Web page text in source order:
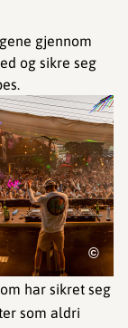
gjennom
og sikre seg
©
har sikret seg
som aldri